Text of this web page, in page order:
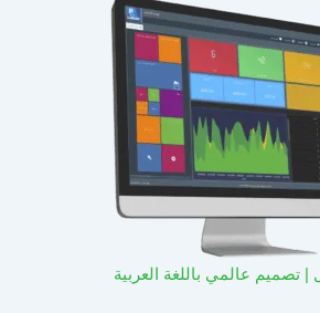
تصميم عالمي باللغة العربية